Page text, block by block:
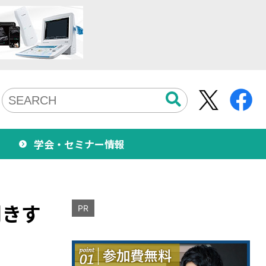
学会・セミナー情報
す PR